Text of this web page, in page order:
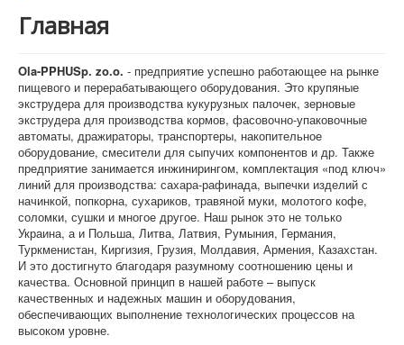
Главная
Ola-PPHUSp. zo.o. - предприятие успешно работающее на рынке
пищевого и перерабатывающего оборудования. Это крупяные
экструдера для производства кукурузных палочек, зерновые
экструдера для производства кормов, фасовочно-упаковочные
автоматы, дражираторы, транспортеры, накопительное
оборудование, смесители для сыпучих компонентов и др. Также
предприятие занимается инжинирингом, комплектация «под ключ»
линий для производства: сахара-рафинада, выпечки изделий с
начинкой, попкорна, сухариков, травяной муки, молотого кофе,
соломки, сушки и многое другое. Наш рынок это не только
Украина, а и Польша, Литва, Латвия, Румыния, Германия,
Туркменистан, Киргизия, Грузия, Молдавия, Армения, Казахстан.
И это достигнуто благодаря разумному соотношению цены и
качества. Основной принцип в нашей работе – выпуск
качественных и надежных машин и оборудования,
обеспечивающих выполнение технологических процессов на
высоком уровне.